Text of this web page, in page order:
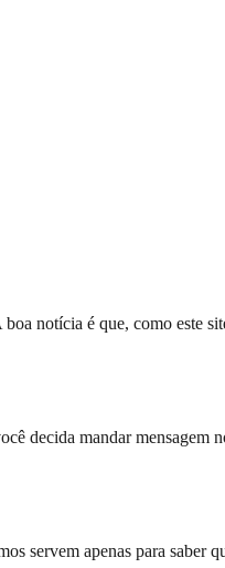
notícia é que, como este
decida mandar mensagem
servem apenas para saber